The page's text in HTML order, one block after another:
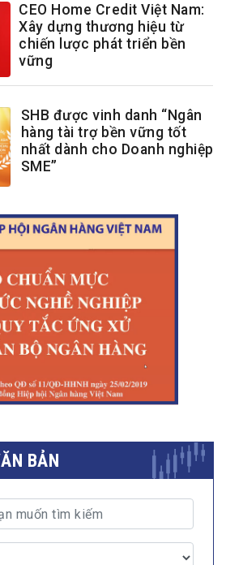
CEO Home Credit Việt Nam:
Xây dựng thương hiệu từ
chiến lược phát triển bền
vững
SHB được vinh danh “Ngân
hàng tài trợ bền vững tốt
nhất dành cho Doanh nghiệp
SME”
BẢN